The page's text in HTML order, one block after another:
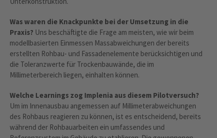
Was waren die Knackpunkte bei der Umsetzung in die
Praxis? Uns beschäftigte die Frage am meisten, wie wir beim
modellbasierten Einmessen Massabweichungen der bereits
erstellten Rohbau- und Fassadenelemente berücksichtigen und
die Toleranzwerte für Trockenbauwände, die im
Millimeterbereich liegen, einhalten können.
Welche Learnings zog Implenia aus diesem Pilotversuch?
Um im Innenausbau angemessen auf Millimeterabweichungen
des Rohbaus reagieren zu können, ist es entscheidend, bereits
während der Rohbauarbeiten ein umfassendes und